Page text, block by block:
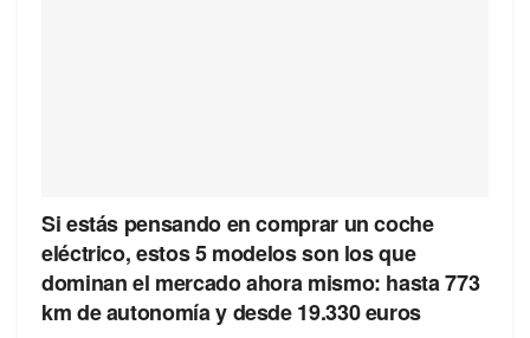
Si estás pensando en comprar un coche
eléctrico, estos 5 modelos son los que
dominan el mercado ahora mismo: hasta 773
km de autonomía y desde 19.330 euros